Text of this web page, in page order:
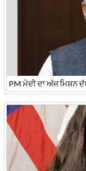
PM ਮੋਦੀ ਦਾ ਅੱਜ ਮਿਸ਼ਨ